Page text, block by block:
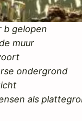
b gelopen
muur
ondergrond
als